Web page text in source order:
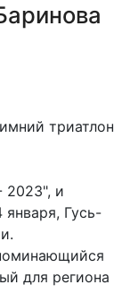
триатлон
2023", и
января, Гусь-
для региона